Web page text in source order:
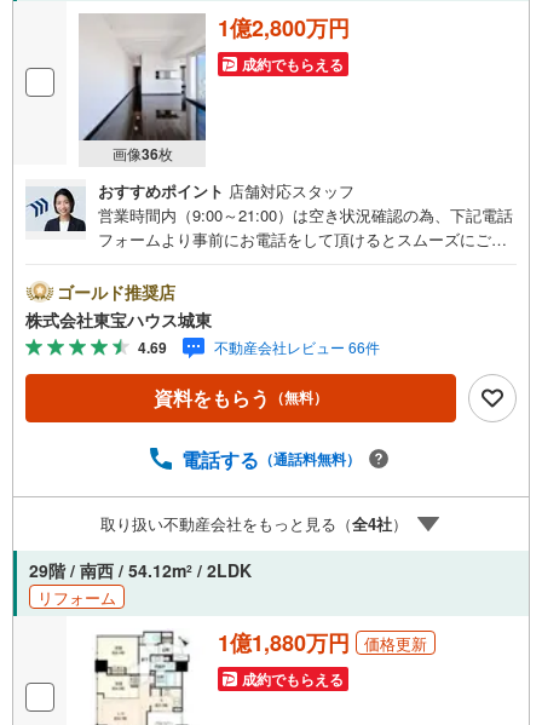
画像36枚
1億2,800万円
成約でもらえる
おすすめポイント 店舗対応スタッフ
営業時間内（9:00～21:00）は空き状況確認の為、下記電話
フォームより事前にお電話をして頂けるとスムーズにご案
カレンダーの作成▽ご購入後もお客様の人生のパートナー
として暮らしの「安心」を守り続けます。【Yahoo！ 不動
産キャンペーン対象店舗】当店で物件を成約するとPayPay
ボーナスライトがもらえる「Yahoo！ 不動産 物件ご成約キ
ャンペーン」の対象になります。「資料をもらう」「見学
予約をする」ボタンからお問い合わせください。※必ずYah
スライトは出金と譲渡はできません。ご案内・詳細な資料
時受け付けております！■頭金0円からのご購入可能です■
（諸費用もOK）お気軽にお問い合わせください。
ゴールド推奨店
株式会社東宝ハウス城東
4.69 不動産会社レビュー 66件
資料をもらう （無料）
電話する （通話料無料）
取り扱い不動産会社をもっと見る（全4社）
29階 / 南西 / 54.12m2 / 2LDK
リフォーム
1億1,880万円 価格更新
成約でもらえる